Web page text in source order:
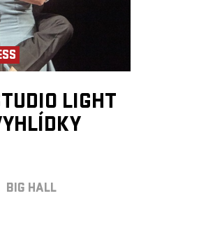
LIGHT
BIG HALL